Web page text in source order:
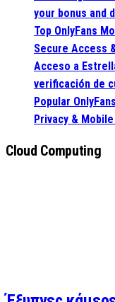
your bonus and
Top OnlyFans
Secure Access
Acceso a
verificación de
Popular
Privacy &
Cloud Computing